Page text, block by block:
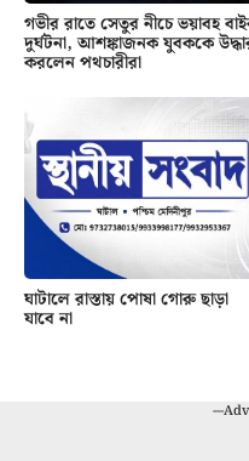
গভীর রাতে সেতুর নীচে ভয়াবহ
দুর্ঘটনা, আশঙ্কাজনক যুবককে
করলেন পথচারীরা
ঘাটালে রাস্তায় পোষা গোরু ছাড়া
যাবে না
---